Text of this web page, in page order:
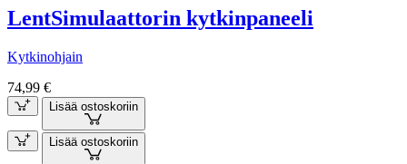
LentSimulaattorin kytkinpaneeli
Kytkinohjain
74,99 €
Lisää ostoskoriin
Lisää ostoskoriin